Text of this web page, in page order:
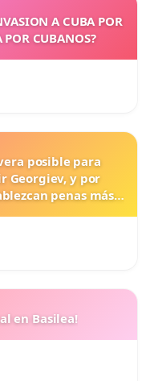
A CUBA POR
CUBANOS?
posible para
Georgiev, y por
penas más
en Basilea!